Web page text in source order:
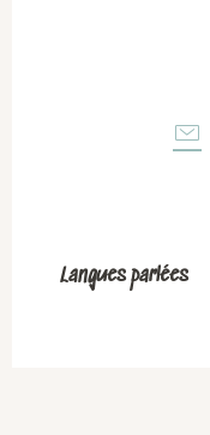
Langues parlées
Langues parlées